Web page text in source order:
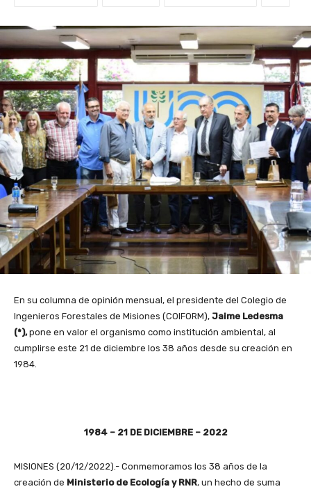
En su columna de opinión mensual, el presidente del Colegio de
Ingenieros Forestales de Misiones (COIFORM), Jaime Ledesma
(*),pone en valor el organismo como institución ambiental, al
cumplirse este 21 de diciembre los 38 años desde su creación en
1984.
1984 – 21 DE DICIEMBRE – 2022
MISIONES (20/12/2022).- Conmemoramos los 38 años de la
creación de Ministerio de Ecología y RNR, un hecho de suma